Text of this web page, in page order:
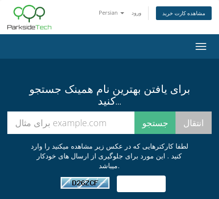
Persian ورود مشاهده کارت خرید
تغییر
برای یافتن بهترین نام همینک جستجو
کنید...
لطفا کارکترهایی که در عکس زیر مشاهده میکنید را وارد
کنید . این مورد برای جلوگیری از ارسال های خودکار
میباشد.